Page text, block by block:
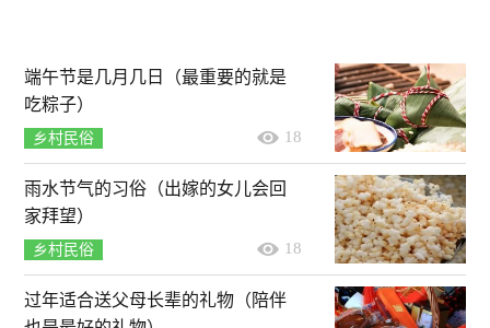
端午节是几月几日（最重要的就是
吃粽子）
乡村民俗 18
雨水节气的习俗（出嫁的女儿会回
家拜望）
乡村民俗 18
过年适合送父母长辈的礼物（陪伴